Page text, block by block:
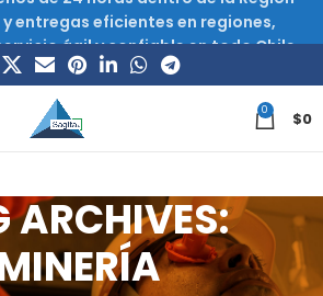
0 $0
ARCHIVES:
entregas eficientes en regiones,
ágil y confiable en todo Chile.